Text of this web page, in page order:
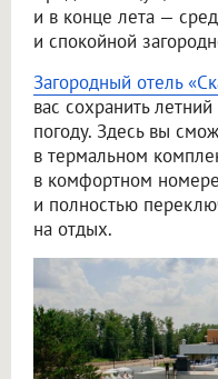
и в конце лета —
и спокойной
Загородный отель
вас сохранить
погоду. Здесь вы
в термальном
в комфортном
и полностью
на отдых.